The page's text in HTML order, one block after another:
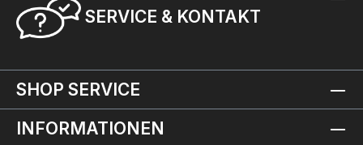
SERVICE & KONTAKT
SHOP SERVICE
INFORMATIONEN